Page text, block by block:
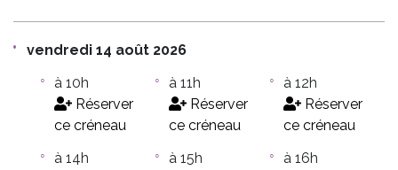
vendredi 14 août 2026
à 10h
Réserver
ce créneau
à 11h
Réserver
ce créneau
à 12h
Réserver
ce créneau
à 14h
à 15h
à 16h